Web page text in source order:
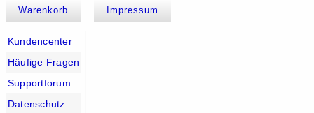
Warenkorb Impressum
Kundencenter
Häufige Fragen
Supportforum
Datenschutz